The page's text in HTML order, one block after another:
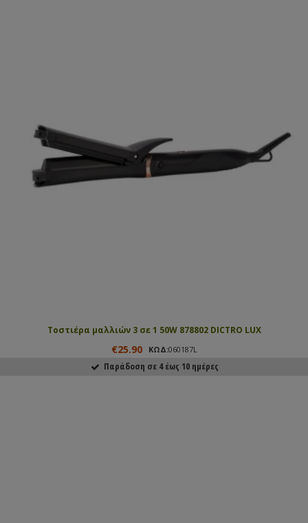
Τοστιέρα μαλλιών 3 σε 1 50W 878802 DICTRO LUX
€25.90 ΚΩΔ:060187L
Παράδοση σε 4 έως 10 ημέρες